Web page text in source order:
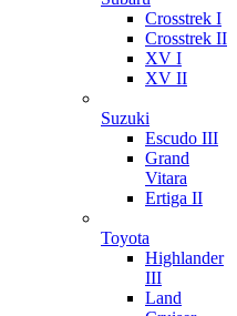
Crosstrek I
Crosstrek II
XV I
XV II
Suzuki
Escudo III
Grand
Vitara
Ertiga II
Toyota
Highlander
III
Land